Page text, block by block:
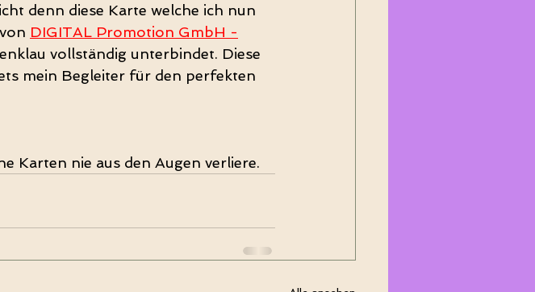
denn diese Karte welche ich nun
DIGITAL Promotion GmbH -
vollständig unterbindet. Diese
mein Begleiter für den perfekten
Karten nie aus den Augen verliere.